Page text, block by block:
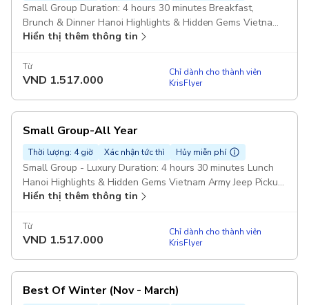
Small Group Duration: 4 hours 30 minutes Breakfast,
Brunch & Dinner Hanoi Highlights & Hidden Gems Vietnam
Army Legend Jeep Pickup included
Hiển thị thêm thông tin
Từ
VND 1.517.000
Chỉ dành cho thành viên
KrisFlyer
Small Group-All Year
Thời lượng: 4 giờ Xác nhận tức thì Hủy miễn phí
Small Group - Luxury Duration: 4 hours 30 minutes Lunch
Hanoi Highlights & Hidden Gems Vietnam Army Jeep Pickup
included
Hiển thị thêm thông tin
Từ
VND 1.517.000
Chỉ dành cho thành viên
KrisFlyer
Best Of Winter (Nov - March)